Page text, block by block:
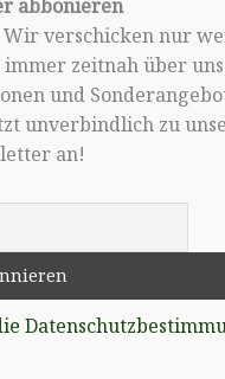
abbonieren
verschicken nur
immer zeitnah über
und
unverbindlich zu
an!